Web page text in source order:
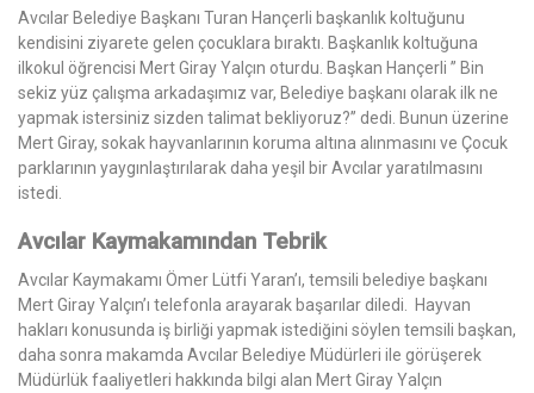
Avcılar Belediye Başkanı Turan Hançerli başkanlık koltuğunu
kendisini ziyarete gelen çocuklara bıraktı. Başkanlık koltuğuna
ilkokul öğrencisi Mert Giray Yalçın oturdu. Başkan Hançerli ” Bin
sekiz yüz çalışma arkadaşımız var, Belediye başkanı olarak ilk ne
yapmak istersiniz sizden talimat bekliyoruz?’’ dedi. Bunun üzerine
Mert Giray, sokak hayvanlarının koruma altına alınmasını ve Çocuk
parklarının yaygınlaştırılarak daha yeşil bir Avcılar yaratılmasını
istedi.
Avcılar Kaymakamından Tebrik
Avcılar Kaymakamı Ömer Lütfi Yaran’ı, temsili belediye başkanı
Mert Giray Yalçın’ı telefonla arayarak başarılar diledi. Hayvan
hakları konusunda iş birliği yapmak istediğini söylen temsili başkan,
daha sonra makamda Avcılar Belediye Müdürleri ile görüşerek
Müdürlük faaliyetleri hakkında bilgi alan Mert Giray Yalçın